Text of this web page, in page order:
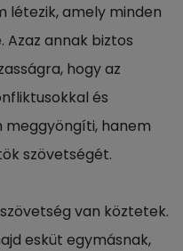
létezik, amely minden
annak biztos
hogy az
és
meggyöngíti, hanem
szövetségét.
van köztetek.
esküt egymásnak,